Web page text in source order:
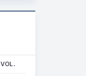
VOL.